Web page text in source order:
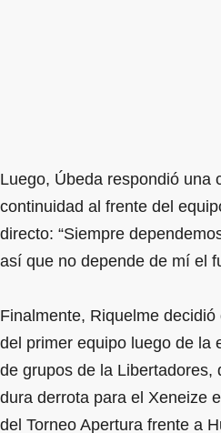
Luego, Úbeda respondió una
continuidad al frente del
directo: “Siempre
así que no depende de mí el
Finalmente, Riquelme
del primer equipo luego de la
de grupos de la Libertadores,
dura derrota para el Xeneize
del Torneo Apertura frente a